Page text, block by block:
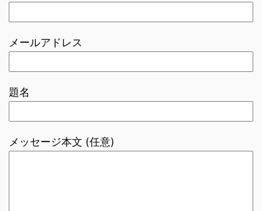
メールアドレス
題名
メッセージ本文 (任意)